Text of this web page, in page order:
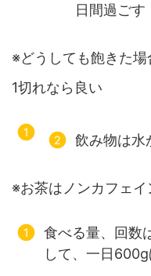
日間過ごす
※どうしても飽きた
1切れなら良い
飲み物は水
※お茶はノンカフェ
食べる量、回数
して、一日